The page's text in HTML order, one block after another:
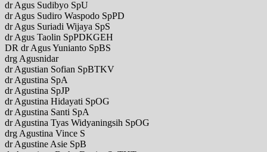
dr Agus Sudibyo SpU
dr Agus Sudiro Waspodo SpPD
dr Agus Suriadi Wijaya SpS
dr Agus Taolin SpPDKGEH
DR dr Agus Yunianto SpBS
drg Agusnidar
dr Agustian Sofian SpBTKV
dr Agustina SpA
dr Agustina SpJP
dr Agustina Hidayati SpOG
dr Agustina Santi SpA
dr Agustina Tyas Widyaningsih SpOG
drg Agustina Vince S
dr Agustine Asie SpB